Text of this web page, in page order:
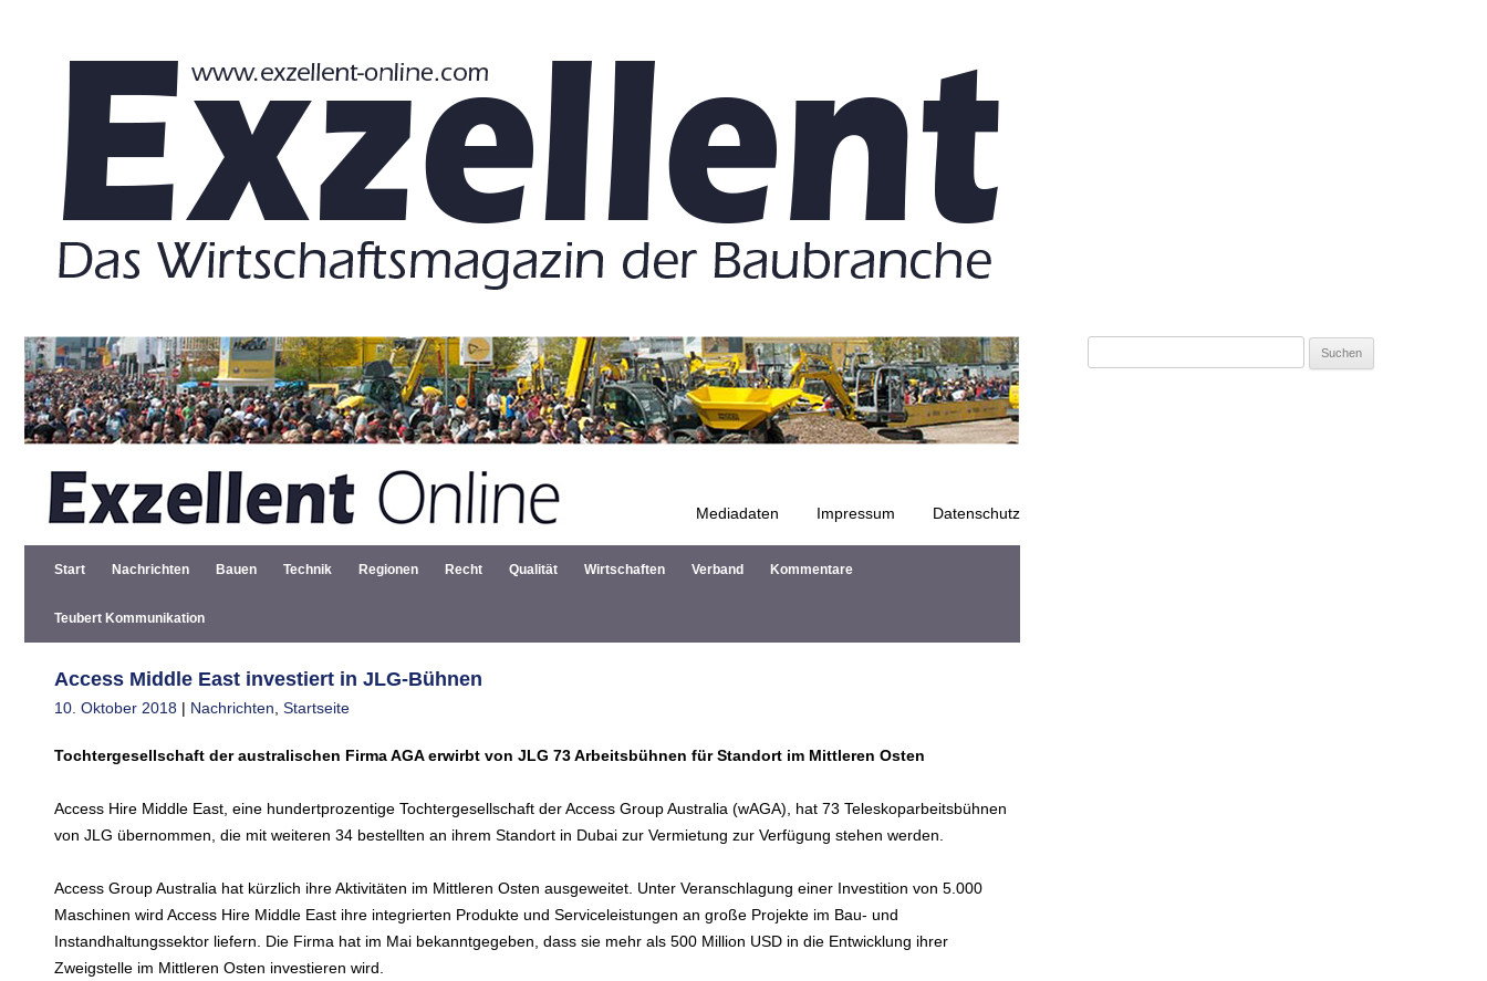
Mediadaten Impressum Datenschutz
Zum Inhalt springen
Start Nachrichten Bauen Technik Regionen Recht Qualität Wirtschaften Verband Kommentare
Teubert Kommunikation
Access Middle East investiert in JLG-Bühnen
10. Oktober 2018 | Nachrichten Startseite
Tochtergesellschaft der australischen Firma AGA erwirbt von JLG 73 Arbeitsbühnen für Standort im Mittleren Osten
Access Hire Middle East, eine hundertprozentige Tochtergesellschaft der Access Group Australia (wAGA), hat 73 Teleskoparbeitsbühnen
von JLG übernommen, die mit weiteren 34 bestellten an ihrem Standort in Dubai zur Vermietung zur Verfügung stehen werden.
Access Group Australia hat kürzlich ihre Aktivitäten im Mittleren Osten ausgeweitet. Unter Veranschlagung einer Investition von 5.000
Maschinen wird Access Hire Middle East ihre integrierten Produkte und Serviceleistungen an große Projekte im Bau- und
Instandhaltungssektor liefern. Die Firma hat im Mai bekanntgegeben, dass sie mehr als 500 Million USD in die Entwicklung ihrer
Zweigstelle im Mittleren Osten investieren wird.